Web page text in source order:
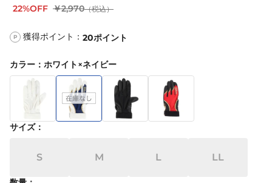
22%OFF ￥2,970（税込）
P 獲得ポイント： 20ポイント
カラー ： ホワイト×ネイビー
サイズ：
S M L LL